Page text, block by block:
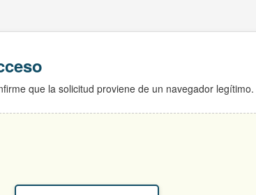
que la solicitud proviene de un navegador legítimo.